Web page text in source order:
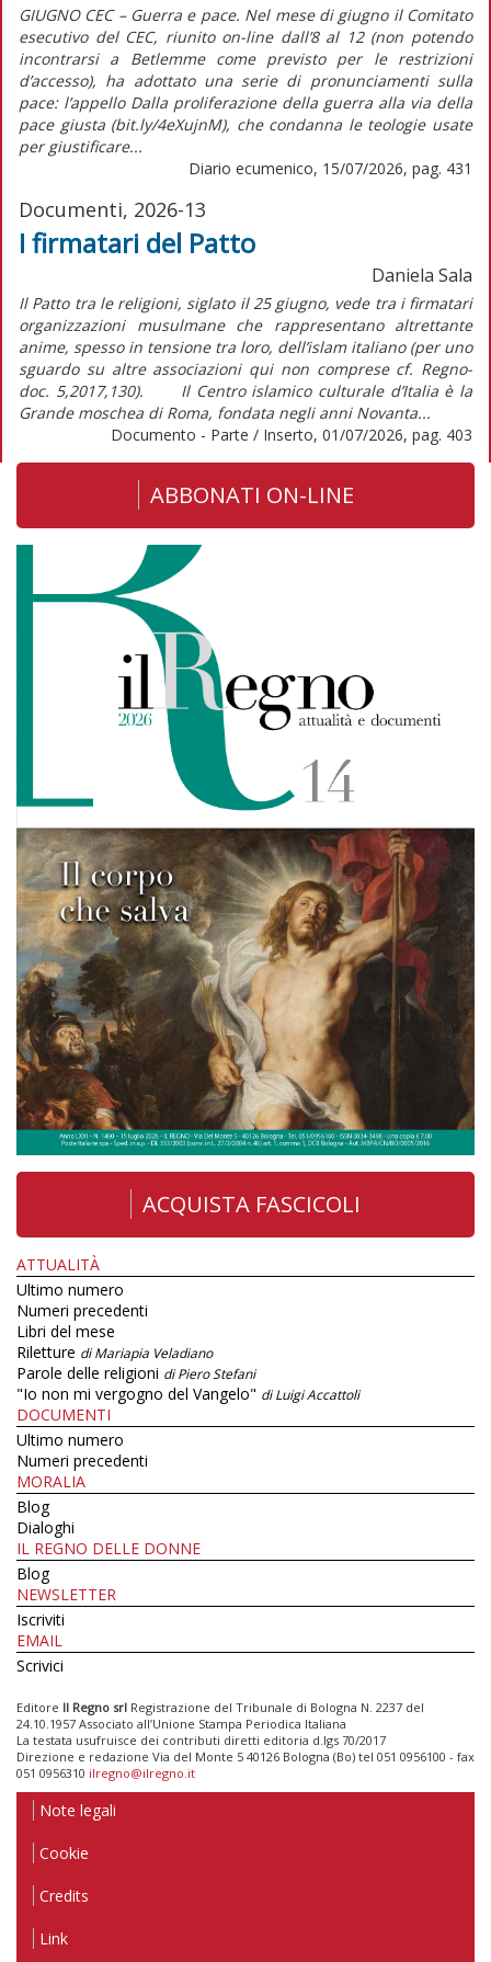
GIUGNO CEC – Guerra e pace. Nel mese di giugno il Comitato
esecutivo del CEC, riunito on-line dall’8 al 12 (non potendo
incontrarsi a Betlemme come previsto per le restrizioni
d’accesso), ha adottato una serie di pronunciamenti sulla
pace: l’appello Dalla proliferazione della guerra alla via della
pace giusta (bit.ly/4eXujnM), che condanna le teologie usate
per giustificare...
Diario ecumenico, 15/07/2026, pag. 431
Documenti, 2026-13
I firmatari del Patto
Daniela Sala
Il Patto tra le religioni, siglato il 25 giugno, vede tra i firmatari
organizzazioni musulmane che rappresentano altrettante
anime, spesso in tensione tra loro, dell’islam italiano (per uno
sguardo su altre associazioni qui non comprese cf. Regno-
doc. 5,2017,130). Il Centro islamico culturale d’Italia è la
Grande moschea di Roma, fondata negli anni Novanta...
Documento - Parte / Inserto, 01/07/2026, pag. 403
ABBONATI ON-LINE
ACQUISTA FASCICOLI
ATTUALITÀ
Ultimo numero
Numeri precedenti
Libri del mese
Riletture di Mariapia Veladiano
Parole delle religioni di Piero Stefani
"Io non mi vergogno del Vangelo" di Luigi Accattoli
DOCUMENTI
Ultimo numero
Numeri precedenti
MORALIA
Blog
Dialoghi
IL REGNO DELLE DONNE
Blog
NEWSLETTER
Iscriviti
EMAIL
Scrivici
Editore Il Regno srl Registrazione del Tribunale di Bologna N. 2237 del
24.10.1957 Associato all’Unione Stampa Periodica Italiana
La testata usufruisce dei contributi diretti editoria d.lgs 70/2017
Direzione e redazione Via del Monte 5 40126 Bologna (Bo) tel 051 0956100 - fax
051 0956310 ilregno@ilregno.it
Note legali
Cookie
Credits
Link